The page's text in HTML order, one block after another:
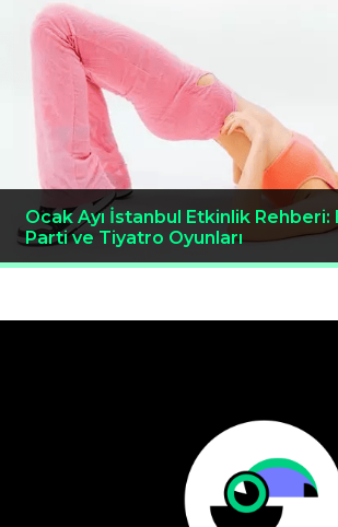
Ocak Ayı İstanbul Etkinlik Rehberi:
Parti ve Tiyatro Oyunları